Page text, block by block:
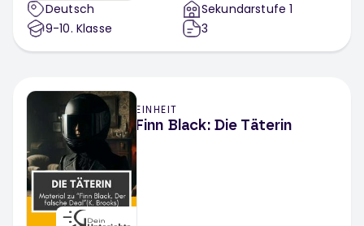
Deutsch
9-10. Klasse
Sekundarstufe 1
3
EINHEIT
Finn Black: Die Täterin